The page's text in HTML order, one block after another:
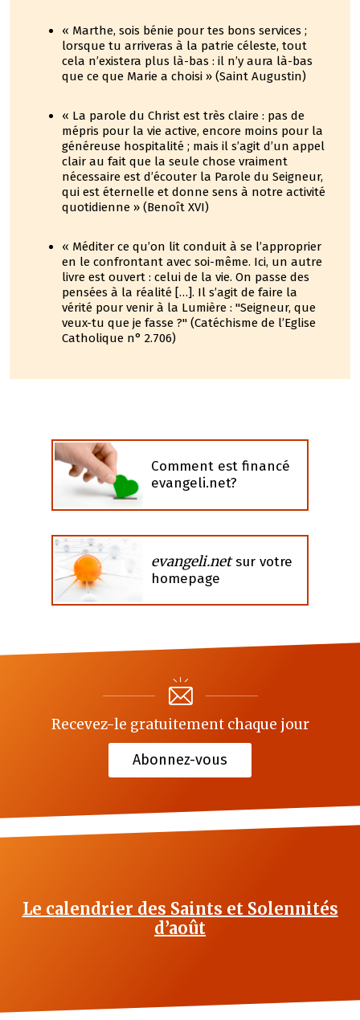
« Marthe, sois bénie pour tes bons services ;
lorsque tu arriveras à la patrie céleste, tout
cela n’existera plus là-bas : il n’y aura là-bas
que ce que Marie a choisi » (Saint Augustin)
« La parole du Christ est très claire : pas de
mépris pour la vie active, encore moins pour la
généreuse hospitalité ; mais il s’agit d’un appel
clair au fait que la seule chose vraiment
nécessaire est d’écouter la Parole du Seigneur,
qui est éternelle et donne sens à notre activité
quotidienne » (Benoît XVI)
« Méditer ce qu’on lit conduit à se l’approprier
en le confrontant avec soi-même. Ici, un autre
livre est ouvert : celui de la vie. On passe des
pensées à la réalité […]. Il s’agit de faire la
vérité pour venir à la Lumière : "Seigneur, que
veux-tu que je fasse ?" (Catéchisme de l’Eglise
Catholique n° 2.706)
Comment est financé
evangeli.net?
evangeli.netsur votre
homepage
Recevez-le gratuitement chaque jour
Abonnez-vous
Le calendrier des Saints et Solennités
d’août